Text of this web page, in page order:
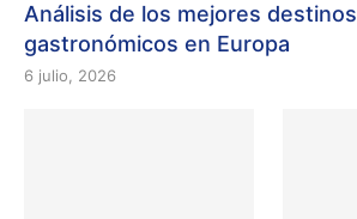
Análisis de los mejores destinos
gastronómicos en Europa
6 julio, 2026